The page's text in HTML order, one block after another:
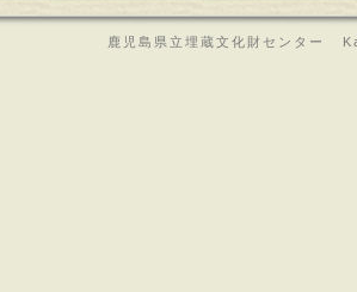
鹿児島県立埋蔵文化財センタ